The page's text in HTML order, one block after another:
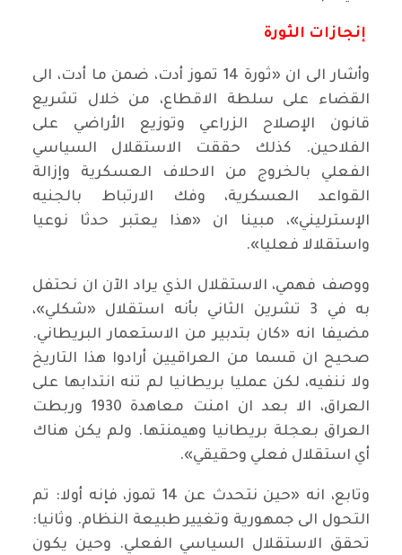
إنجازات الثورة
وأشار الى ان «ثورة 14 تموز أدت، ضمن ما أدت، الى
القضاء على سلطة الاقطاع، من خلال تشريع
قانون الإصلاح الزراعي وتوزيع الأراضي على
الفلاحين. كذلك حققت الاستقلال السياسي
الفعلي بالخروج من الاحلاف العسكرية وإزالة
القواعد العسكرية، وفك الارتباط بالجنيه
الإسترليني»، مبينا ان «هذا يعتبر حدثا نوعيا
واستقلالا فعليا».
ووصف فهمي، الاستقلال الذي يراد الآن ان نحتفل
به في 3 تشرين الثاني بأنه استقلال «شكلي»،
مضيفا انه «كان بتدبير من الاستعمار البريطاني.
صحيح ان قسما من العراقيين أرادوا هذا التاريخ
ولا ننفيه، لكن عمليا بريطانيا لم تنه انتدابها على
العراق، الا بعد ان امنت معاهدة 1930 وربطت
العراق بعجلة بريطانيا وهيمنتها. ولم يكن هناك
أي استقلال فعلي وحقيقي».
وتابع، انه «حين نتحدث عن 14 تموز، فإنه أولا: تم
التحول الى جمهورية وتغيير طبيعة النظام. وثانيا:
تحقق الاستقلال السياسي الفعلي. وحين يكون